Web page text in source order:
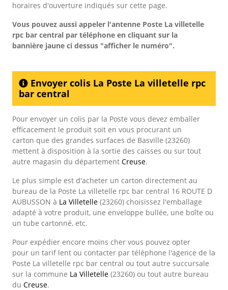
horaires d'ouverture indiqués sur cette page.
Vous pouvez aussi appeler l'antenne Poste La villetelle
rpc bar central par téléphone en cliquant sur la
bannière jaune ci dessus "afficher le numéro".
Envoyer colis La Poste La villetelle rpc
bar central
Pour envoyer un colis par la Poste vous devez emballer
efficacement le produit soit en vous procurant un
carton que des grandes surfaces de Basville (23260)
mettent à disposition à la sortie des caisses ou sur tout
autre magasin du département Creuse.
Le plus simple est d'acheter un carton directement au
bureau de la Poste La villetelle rpc bar central 16 ROUTE D
AUBUSSON à La Villetelle (23260) choisissez l'emballage
adapté à votre produit, une enveloppe bullée, une boîte ou
un tube cartonné, etc.
Pour expédier encore moins cher vous pouvez opter
pour un tarif lent ou contacter par téléphone l'agence de la
Poste La villetelle rpc bar central ou tout autre succursale
sur la commune La Villetelle (23260) ou tout autre bureau
du Creuse.